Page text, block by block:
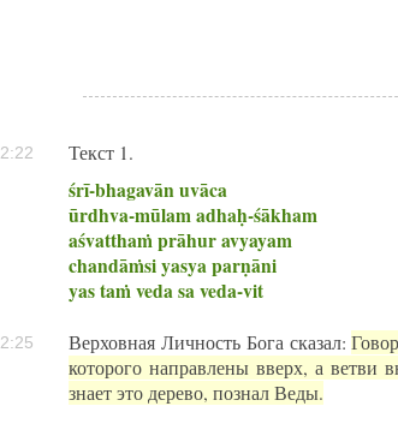
Текст 1.
śrī-bhagavān uvāca
ūrdhva-mūlam adhaḥ-śākham
aśvatthaṁ prāhur avyayam
chandāṁsi yasya parṇāni
yas taṁ veda sa veda-vit
Верховная Личность Бога сказал:
которого направлены вверх, а ветви
знает это дерево, познал Веды.